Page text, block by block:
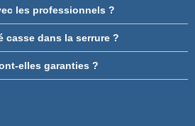
les professionnels ?
casse dans la serrure ?
elles garanties ?